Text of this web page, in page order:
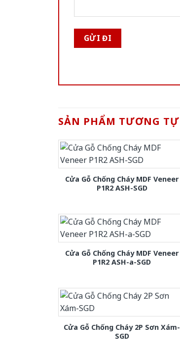
SẢN PHẨM TƯƠNG TỰ
Cửa Gỗ Chống Cháy MDF Veneer
P1R2 ASH-SGD
Cửa Gỗ Chống Cháy MDF Veneer
P1R2 ASH-a-SGD
Cửa Gỗ Chống Cháy 2P Sơn Xám-
SGD